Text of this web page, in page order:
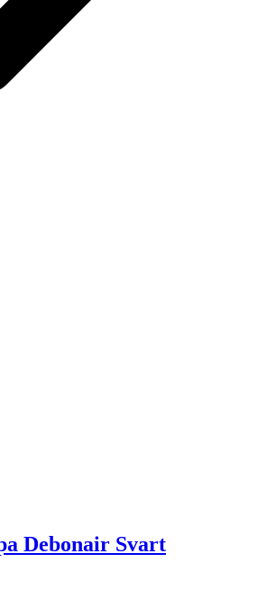
Debonair Svart